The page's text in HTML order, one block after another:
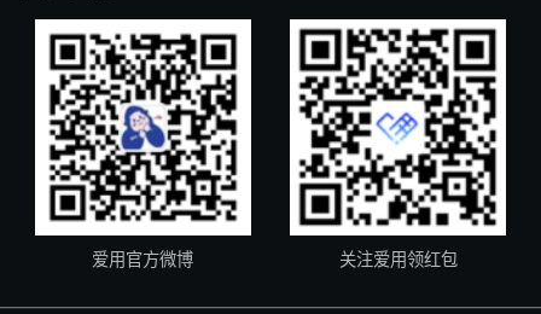
爱用官方微博 关注爱用领红包